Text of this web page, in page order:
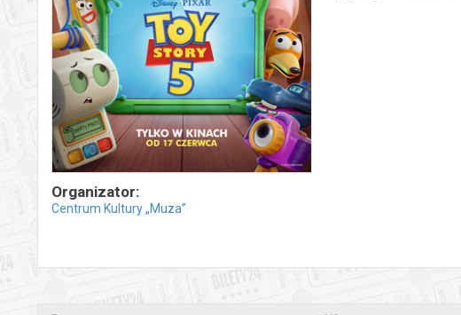
Organizator:
Centrum Kultury „Muza”